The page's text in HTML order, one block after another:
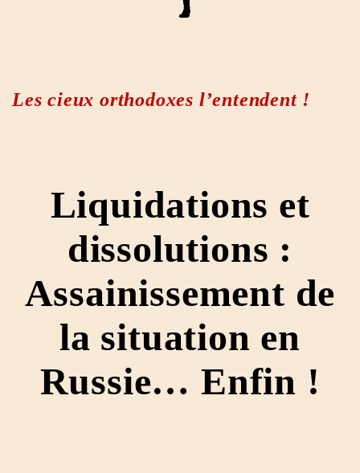
Les cieux orthodoxes l’entendent !
Liquidations et
dissolutions :
Assainissement de
la situation en
Russie… Enfin !